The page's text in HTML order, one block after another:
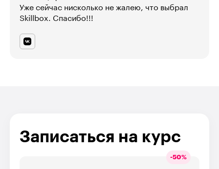
Уже сейчас нисколько не жалею, что выбрал
Skillbox. Спасибо!!!
Записаться на курс
-50%